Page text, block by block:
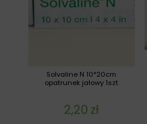
Solvaline N 10*20cm
opatrunek jałowy 1szt
2,20 zł